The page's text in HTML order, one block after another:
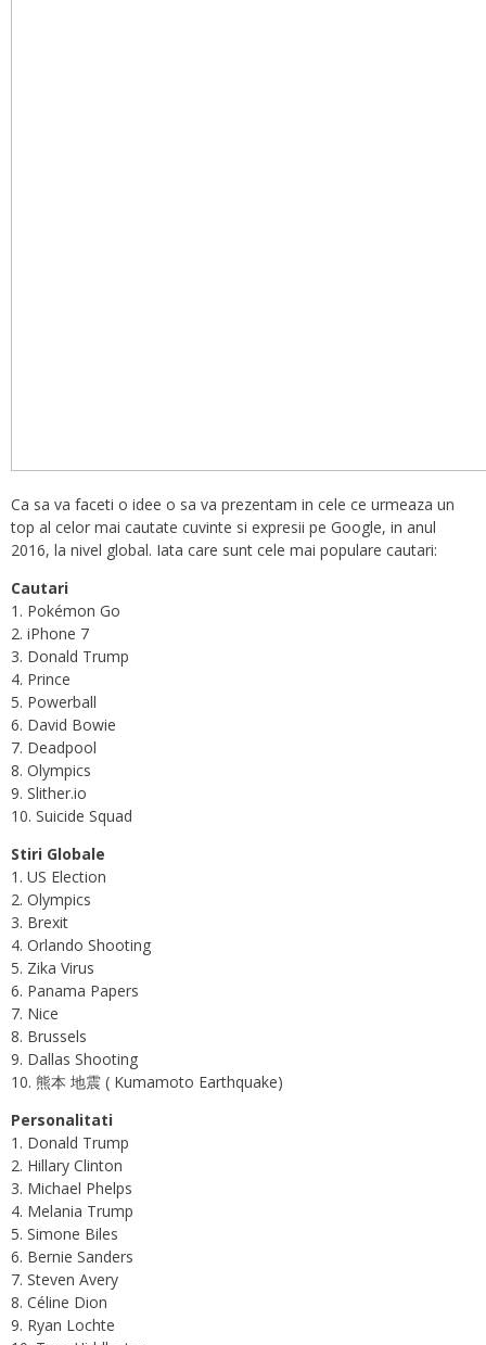
Ca sa va faceti o idee o sa va prezentam in cele ce urmeaza un
top al celor mai cautate cuvinte si expresii pe Google, in anul
2016, la nivel global. Iata care sunt cele mai populare cautari:
Cautari
1. Pokémon Go
2. iPhone 7
3. Donald Trump
4. Prince
5. Powerball
6. David Bowie
7. Deadpool
8. Olympics
9. Slither.io
10. Suicide Squad
Stiri Globale
1. US Election
2. Olympics
3. Brexit
4. Orlando Shooting
5. Zika Virus
6. Panama Papers
7. Nice
8. Brussels
9. Dallas Shooting
10. 熊本 地震 ( Kumamoto Earthquake)
Personalitati
1. Donald Trump
2. Hillary Clinton
3. Michael Phelps
4. Melania Trump
5. Simone Biles
6. Bernie Sanders
7. Steven Avery
8. Céline Dion
9. Ryan Lochte